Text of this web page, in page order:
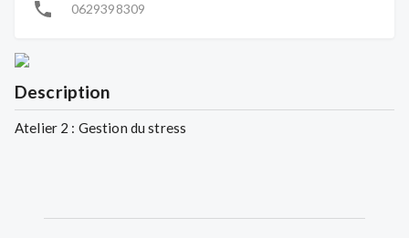
Description
Atelier 2 : Gestion du stress
0629398309